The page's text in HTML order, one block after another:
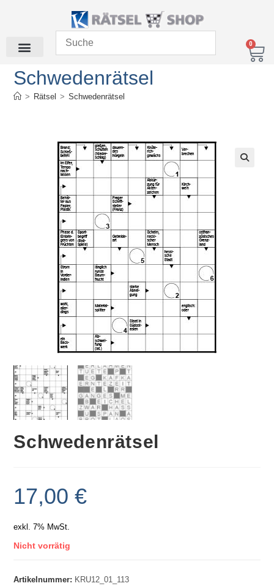
0
Schwedenrätsel
> Rätsel > Schwedenrätsel
Schwedenrätsel
17,00€
exkl. 7% MwSt.
Nicht vorrätig
Artikelnummer: KRU12_01_113